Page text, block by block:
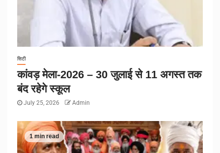
सिटी
कांवड़ मेला-2026 – 30 जुलाई से 11 अगस्त तक
बंद रहेगे स्कूल
July 25, 2026 Admin
1 min read